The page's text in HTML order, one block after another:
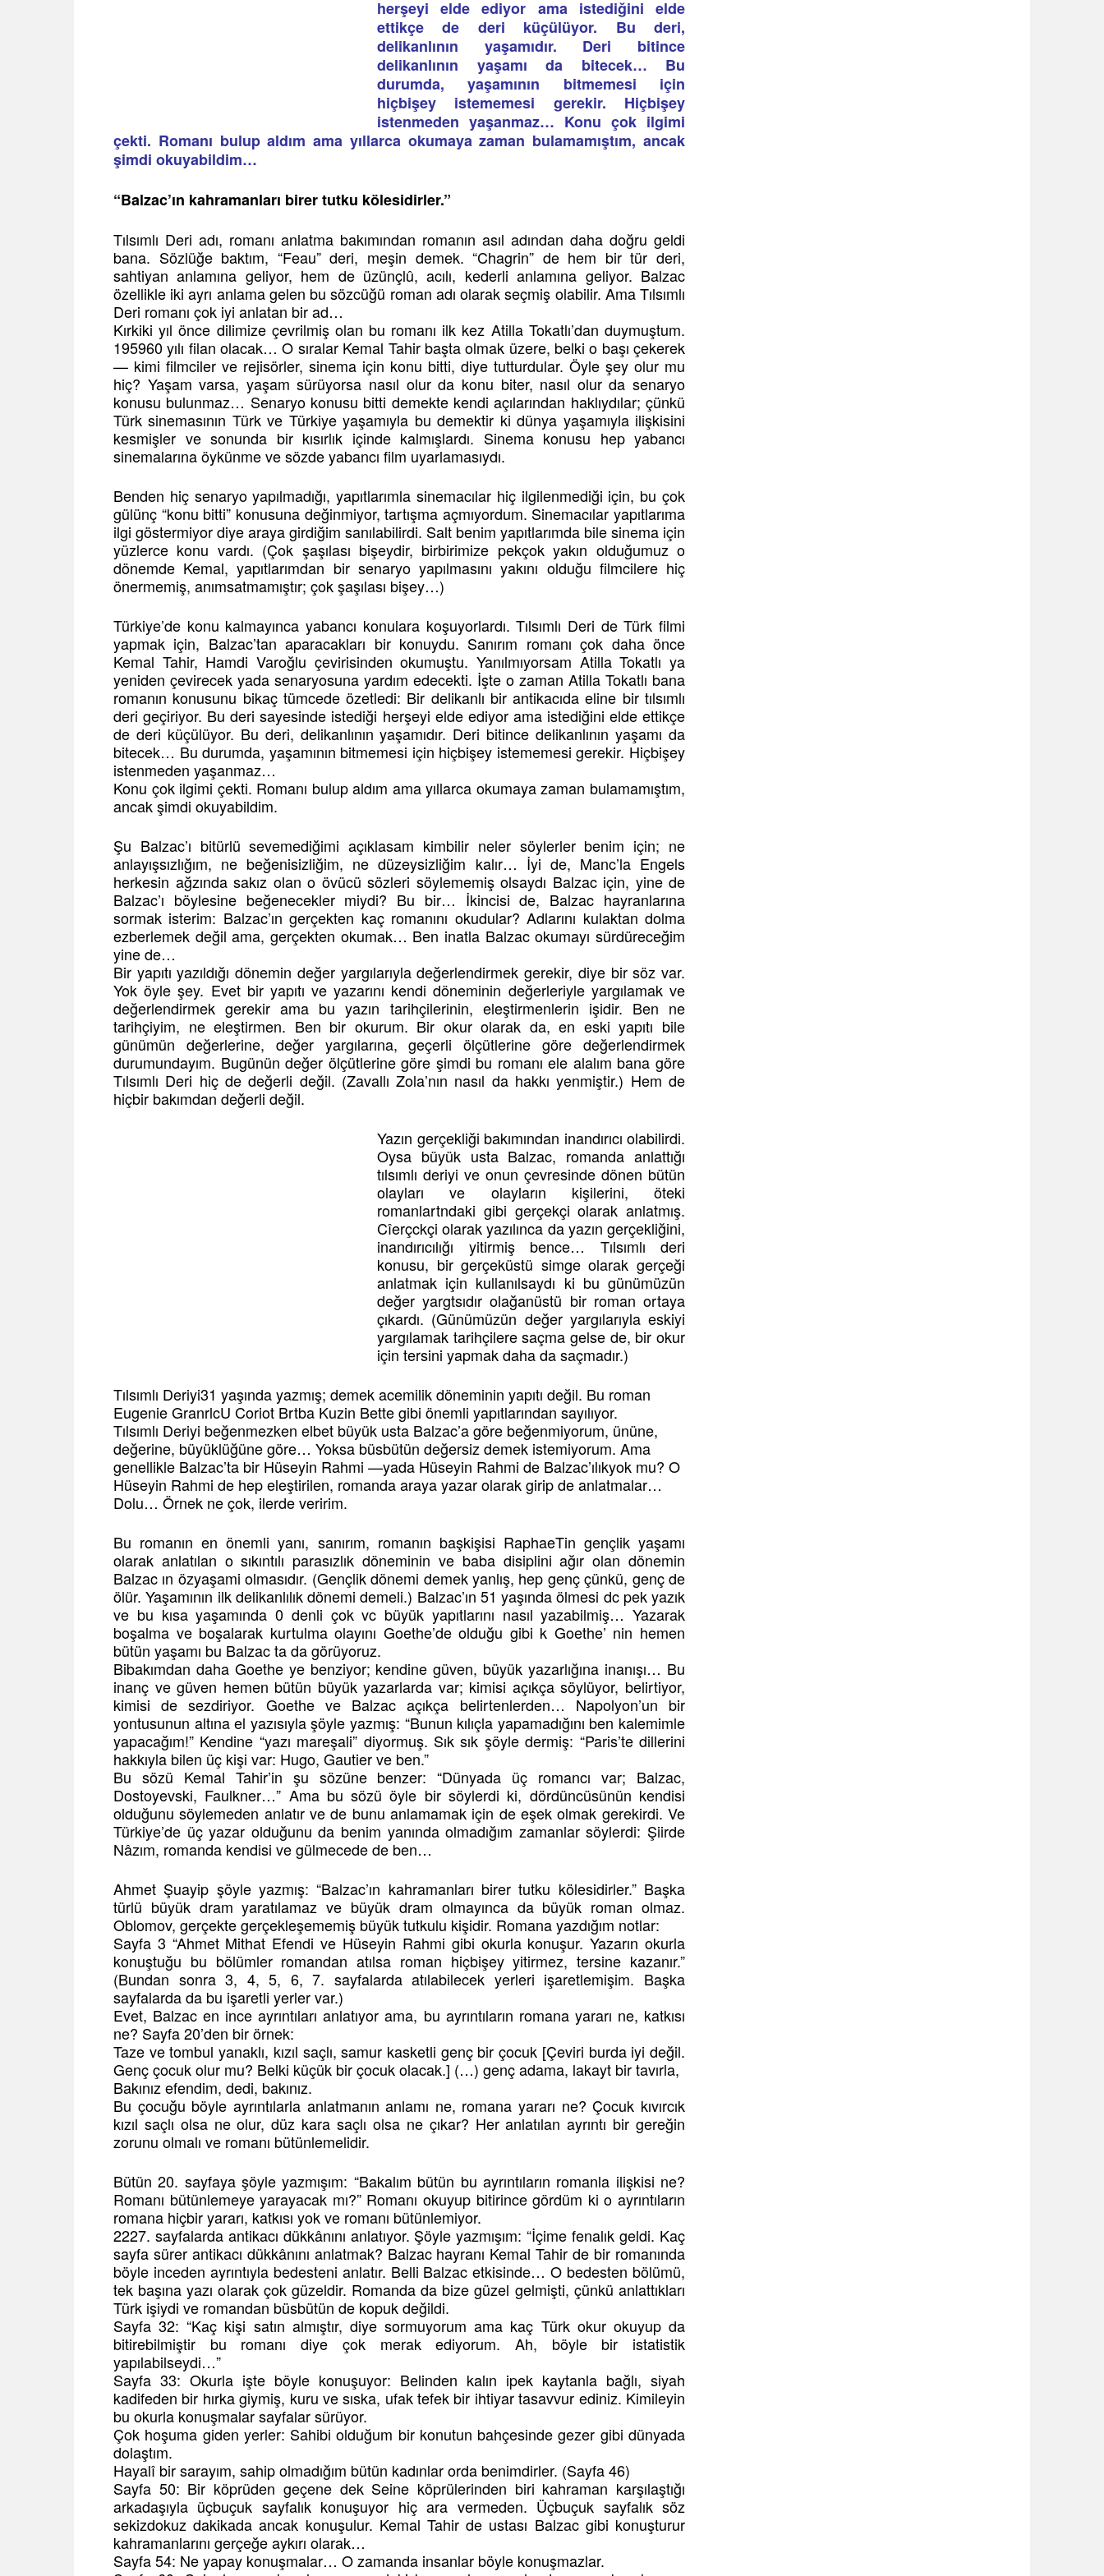
herşeyi elde ediyor ama istediğini elde
ettikçe de deri küçülüyor. Bu deri,
delikanlının yaşamıdır. Deri bitince
delikanlının yaşamı da bitecek… Bu
durumda, yaşamının bitmemesi için
hiçbişey istememesi gerekir. Hiçbişey
istenmeden yaşanmaz… Konu çok ilgimi
çekti. Romanı bulup aldım ama yıllarca okumaya zaman bulamamıştım, ancak
şimdi okuyabildim…
“Balzac’ın kahramanları birer tutku kölesidirler.”
Tılsımlı Deri adı, romanı anlatma bakımından romanın asıl adından daha doğru geldi
bana. Sözlüğe baktım, “Feau” deri, meşin demek. “Chagrin” de hem bir tür deri,
sahtiyan anlamına geliyor, hem de üzünçlû, acılı, kederli anlamına geliyor. Balzac
özellikle iki ayrı anlama gelen bu sözcüğü roman adı olarak seçmiş olabilir. Ama Tılsımlı
Deri romanı çok iyi anlatan bir ad…
Kırkiki yıl önce dilimize çevrilmiş olan bu romanı ilk kez Atilla Tokatlı’dan duymuştum.
195960 yılı filan olacak… O sıralar Kemal Tahir başta olmak üzere, belki o başı çekerek
— kimi filmciler ve rejisörler, sinema için konu bitti, diye tutturdular. Öyle şey olur mu
hiç? Yaşam varsa, yaşam sürüyorsa nasıl olur da konu biter, nasıl olur da senaryo
konusu bulunmaz… Senaryo konusu bitti demekte kendi açılarından haklıydılar; çünkü
Türk sinemasının Türk ve Türkiye yaşamıyla bu demektir ki dünya yaşamıyla ilişkisini
kesmişler ve sonunda bir kısırlık içinde kalmışlardı. Sinema konusu hep yabancı
sinemalarına öykünme ve sözde yabancı film uyarlamasıydı.
Benden hiç senaryo yapılmadığı, yapıtlarımla sinemacılar hiç ilgilenmediği için, bu çok
gülünç “konu bitti” konusuna değinmiyor, tartışma açmıyordum. Sinemacılar yapıtlarıma
ilgi göstermiyor diye araya girdiğim sanılabilirdi. Salt benim yapıtlarımda bile sinema için
yüzlerce konu vardı. (Çok şaşılası bişeydir, birbirimize pekçok yakın olduğumuz o
dönemde Kemal, yapıtlarımdan bir senaryo yapılmasını yakını olduğu filmcilere hiç
önermemiş, anımsatmamıştır; çok şaşılası bişey…)
Türkiye’de konu kalmayınca yabancı konulara koşuyorlardı. Tılsımlı Deri de Türk filmi
yapmak için, Balzac’tan aparacakları bir konuydu. Sanırım romanı çok daha önce
Kemal Tahir, Hamdi Varoğlu çevirisinden okumuştu. Yanılmıyorsam Atilla Tokatlı ya
yeniden çevirecek yada senaryosuna yardım edecekti. İşte o zaman Atilla Tokatlı bana
romanın konusunu bikaç tümcede özetledi: Bir delikanlı bir antikacıda eline bir tılsımlı
deri geçiriyor. Bu deri sayesinde istediği herşeyi elde ediyor ama istediğini elde ettikçe
de deri küçülüyor. Bu deri, delikanlının yaşamıdır. Deri bitince delikanlının yaşamı da
bitecek… Bu durumda, yaşamının bitmemesi için hiçbişey istememesi gerekir. Hiçbişey
istenmeden yaşanmaz…
Konu çok ilgimi çekti. Romanı bulup aldım ama yıllarca okumaya zaman bulamamıştım,
ancak şimdi okuyabildim.
Şu Balzac’ı bitürlü sevemediğimi açıklasam kimbilir neler söylerler benim için; ne
anlayışsızlığım, ne beğenisizliğim, ne düzeysizliğim kalır… İyi de, Manc’la Engels
herkesin ağzında sakız olan o övücü sözleri söylememiş olsaydı Balzac için, yine de
Balzac’ı böylesine beğenecekler miydi? Bu bir… İkincisi de, Balzac hayranlarına
sormak isterim: Balzac’ın gerçekten kaç romanını okudular? Adlarını kulaktan dolma
ezberlemek değil ama, gerçekten okumak… Ben inatla Balzac okumayı sürdüreceğim
yine de…
Bir yapıtı yazıldığı dönemin değer yargılarıyla değerlendirmek gerekir, diye bir söz var.
Yok öyle şey. Evet bir yapıtı ve yazarını kendi döneminin değerleriyle yargılamak ve
değerlendirmek gerekir ama bu yazın tarihçilerinin, eleştirmenlerin işidir. Ben ne
tarihçiyim, ne eleştirmen. Ben bir okurum. Bir okur olarak da, en eski yapıtı bile
günümün değerlerine, değer yargılarına, geçerli ölçütlerine göre değerlendirmek
durumundayım. Bugünün değer ölçütlerine göre şimdi bu romanı ele alalım bana göre
Tılsımlı Deri hiç de değerli değil. (Zavallı Zola’nın nasıl da hakkı yenmiştir.) Hem de
hiçbir bakımdan değerli değil.
Yazın gerçekliği bakımından inandırıcı olabilirdi.
Oysa büyük usta Balzac, romanda anlattığı
tılsımlı deriyi ve onun çevresinde dönen bütün
olayları ve olayların kişilerini, öteki
romanlartndaki gibi gerçekçi olarak anlatmış.
Cîerçckçi olarak yazılınca da yazın gerçekliğini,
inandırıcılığı yitirmiş bence… Tılsımlı deri
konusu, bir gerçeküstü simge olarak gerçeği
anlatmak için kullanılsaydı ki bu günümüzün
değer yargtsıdır olağanüstü bir roman ortaya
çıkardı. (Günümüzün değer yargılarıyla eskiyi
yargılamak tarihçilere saçma gelse de, bir okur
için tersini yapmak daha da saçmadır.)
Tılsımlı Deriyi31 yaşında yazmış; demek acemilik döneminin yapıtı değil. Bu roman
Eugenie GranrlcU Coriot Brtba Kuzin Bette gibi önemli yapıtlarından sayılıyor.
Tılsımlı Deriyi beğenmezken elbet büyük usta Balzac’a göre beğenmiyorum, ününe,
değerine, büyüklüğüne göre… Yoksa büsbütün değersiz demek istemiyorum. Ama
genellikle Balzac’ta bir Hüseyin Rahmi —yada Hüseyin Rahmi de Balzac’ılıkyok mu? O
Hüseyin Rahmi de hep eleştirilen, romanda araya yazar olarak girip de anlatmalar…
Dolu… Örnek ne çok, ilerde veririm.
Bu romanın en önemli yanı, sanırım, romanın başkişisi RaphaeTin gençlik yaşamı
olarak anlatılan o sıkıntılı parasızlık döneminin ve baba disiplini ağır olan dönemin
Balzac ın özyaşami olmasıdır. (Gençlik dönemi demek yanlış, hep genç çünkü, genç de
ölür. Yaşamının ilk delikanlılık dönemi demeli.) Balzac’ın 51 yaşında ölmesi dc pek yazık
ve bu kısa yaşamında 0 denli çok vc büyük yapıtlarını nasıl yazabilmiş… Yazarak
boşalma ve boşalarak kurtulma olayını Goethe’de olduğu gibi k Goethe’ nin hemen
bütün yaşamı bu Balzac ta da görüyoruz.
Bibakımdan daha Goethe ye benziyor; kendine güven, büyük yazarlığına inanışı… Bu
inanç ve güven hemen bütün büyük yazarlarda var; kimisi açıkça söylüyor, belirtiyor,
kimisi de sezdiriyor. Goethe ve Balzac açıkça belirtenlerden… Napolyon’un bir
yontusunun altına el yazısıyla şöyle yazmış: “Bunun kılıçla yapamadığını ben kalemimle
yapacağım!” Kendine “yazı mareşali” diyormuş. Sık sık şöyle dermiş: “Paris’te dillerini
hakkıyla bilen üç kişi var: Hugo, Gautier ve ben.”
Bu sözü Kemal Tahir’in şu sözüne benzer: “Dünyada üç romancı var; Balzac,
Dostoyevski, Faulkner…” Ama bu sözü öyle bir söylerdi ki, dördüncüsünün kendisi
olduğunu söylemeden anlatır ve de bunu anlamamak için de eşek olmak gerekirdi. Ve
Türkiye’de üç yazar olduğunu da benim yanında olmadığım zamanlar söylerdi: Şiirde
Nâzım, romanda kendisi ve gülmecede de ben…
Ahmet Şuayip şöyle yazmış: “Balzac’ın kahramanları birer tutku kölesidirler.” Başka
türlü büyük dram yaratılamaz ve büyük dram olmayınca da büyük roman olmaz.
Oblomov, gerçekte gerçekleşememiş büyük tutkulu kişidir. Romana yazdığım notlar:
Sayfa 3 “Ahmet Mithat Efendi ve Hüseyin Rahmi gibi okurla konuşur. Yazarın okurla
konuştuğu bu bölümler romandan atılsa roman hiçbişey yitirmez, tersine kazanır.”
(Bundan sonra 3, 4, 5, 6, 7. sayfalarda atılabilecek yerleri işaretlemişim. Başka
sayfalarda da bu işaretli yerler var.)
Evet, Balzac en ince ayrıntıları anlatıyor ama, bu ayrıntıların romana yararı ne, katkısı
ne? Sayfa 20’den bir örnek:
Taze ve tombul yanaklı, kızıl saçlı, samur kasketli genç bir çocuk [Çeviri burda iyi değil.
Genç çocuk olur mu? Belki küçük bir çocuk olacak.] (…) genç adama, lakayt bir tavırla,
Bakınız efendim, dedi, bakınız.
Bu çocuğu böyle ayrıntılarla anlatmanın anlamı ne, romana yararı ne? Çocuk kıvırcık
kızıl saçlı olsa ne olur, düz kara saçlı olsa ne çıkar? Her anlatılan ayrıntı bir gereğin
zorunu olmalı ve romanı bütünlemelidir.
Bütün 20. sayfaya şöyle yazmışım: “Bakalım bütün bu ayrıntıların romanla ilişkisi ne?
Romanı bütünlemeye yarayacak mı?” Romanı okuyup bitirince gördüm ki o ayrıntıların
romana hiçbir yararı, katkısı yok ve romanı bütünlemiyor.
2227. sayfalarda antikacı dükkânını anlatıyor. Şöyle yazmışım: “İçime fenalık geldi. Kaç
sayfa sürer antikacı dükkânını anlatmak? Balzac hayranı Kemal Tahir de bir romanında
böyle inceden ayrıntıyla bedesteni anlatır. Belli Balzac etkisinde… O bedesten bölümü,
tek başına yazı olarak çok güzeldir. Romanda da bize güzel gelmişti, çünkü anlattıkları
Türk işiydi ve romandan büsbütün de kopuk değildi.
Sayfa 32: “Kaç kişi satın almıştır, diye sormuyorum ama kaç Türk okur okuyup da
bitirebilmiştir bu romanı diye çok merak ediyorum. Ah, böyle bir istatistik
yapılabilseydi…”
Sayfa 33: Okurla işte böyle konuşuyor: Belinden kalın ipek kaytanla bağlı, siyah
kadifeden bir hırka giymiş, kuru ve sıska, ufak tefek bir ihtiyar tasavvur ediniz. Kimileyin
bu okurla konuşmalar sayfalar sürüyor.
Çok hoşuma giden yerler: Sahibi olduğum bir konutun bahçesinde gezer gibi dünyada
dolaştım.
Hayalî bir sarayım, sahip olmadığım bütün kadınlar orda benimdirler. (Sayfa 46)
Sayfa 50: Bir köprüden geçene dek Seine köprülerinden biri kahraman karşılaştığı
arkadaşıyla üçbuçuk sayfalık konuşuyor hiç ara vermeden. Üçbuçuk sayfalık söz
sekizdokuz dakikada ancak konuşulur. Kemal Tahir de ustası Balzac gibi konuşturur
kahramanlarını gerçeğe aykırı olarak…
Sayfa 54: Ne yapay konuşmalar… O zamanda insanlar böyle konuşmazlar.